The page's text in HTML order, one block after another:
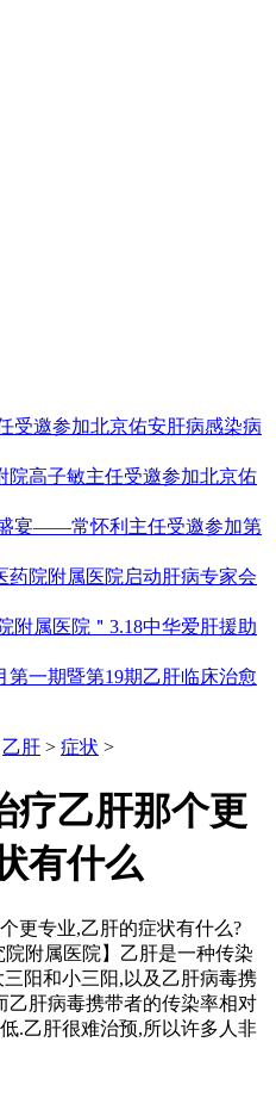
受邀参加北京佑安肝病感染病
院高子敏主任受邀参加北京佑
宴——常怀利主任受邀参加第
药院附属医院启动肝病专家会
附属医院＂3.18中华爱肝援助
第一期暨第19期乙肝临床治愈
乙肝 > 症状 >
疗乙肝那个更
有什么
更专业,乙肝的症状有什么?
院附属医院】乙肝是一种传染
阳和小三阳,以及乙肝病毒携
乙肝病毒携带者的传染率相对
.乙肝很难治预,所以许多人非